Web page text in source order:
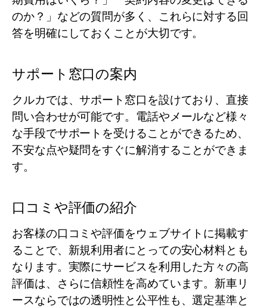
のか？」などの質問が多く、これらに対する回
答を明確にしておくことが大切です。
サポート窓口の案内
クルカでは、サポート窓口を設けており、直接
問い合わせが可能です。電話やメールなど様々
な手段でサポートを受けることができるため、
不安な点や疑問をすぐに解消することができま
す。
口コミや評価の紹介
お客様の口コミや評価をウェブサイトに掲載す
ることで、新規利用者にとっての安心材料とも
なります。実際にサービスを利用した方々の高
評価は、さらに信頼性を高めています。新車リ
ースならではの透明性と公平性も、選定基準と